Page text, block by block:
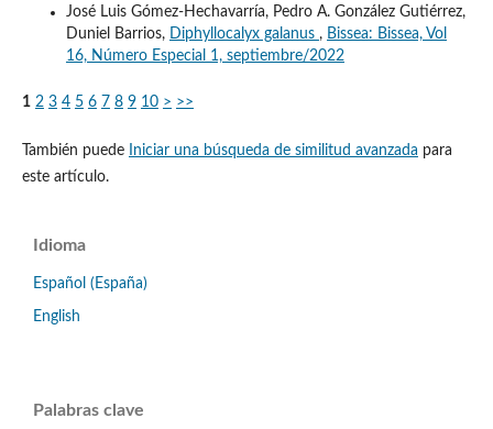
José Luis Gómez-Hechavarría, Pedro A. González Gutiérrez,
Duniel Barrios, Diphyllocalyx galanus , Bissea: Bissea, Vol
16, Número Especial 1, septiembre/2022
1 2 3 4 5 6 7 8 9 10 > >>
También puede Iniciar una búsqueda de similitud avanzada para
este artículo.
Idioma
Español (España)
English
Palabras clave